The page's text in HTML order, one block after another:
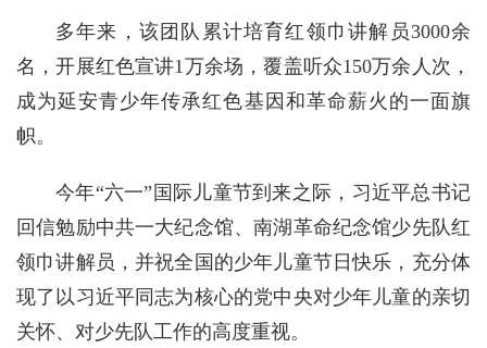
多年来，该团队累计培育红领巾讲解员3000余
名，开展红色宣讲1万余场，覆盖听众150万余人次，
成为延安青少年传承红色基因和革命薪火的一面旗
帜。
今年“六一”国际儿童节到来之际，习近平总书记
回信勉励中共一大纪念馆、南湖革命纪念馆少先队红
领巾讲解员，并祝全国的少年儿童节日快乐，充分体
现了以习近平同志为核心的党中央对少年儿童的亲切
关怀、对少先队工作的高度重视。